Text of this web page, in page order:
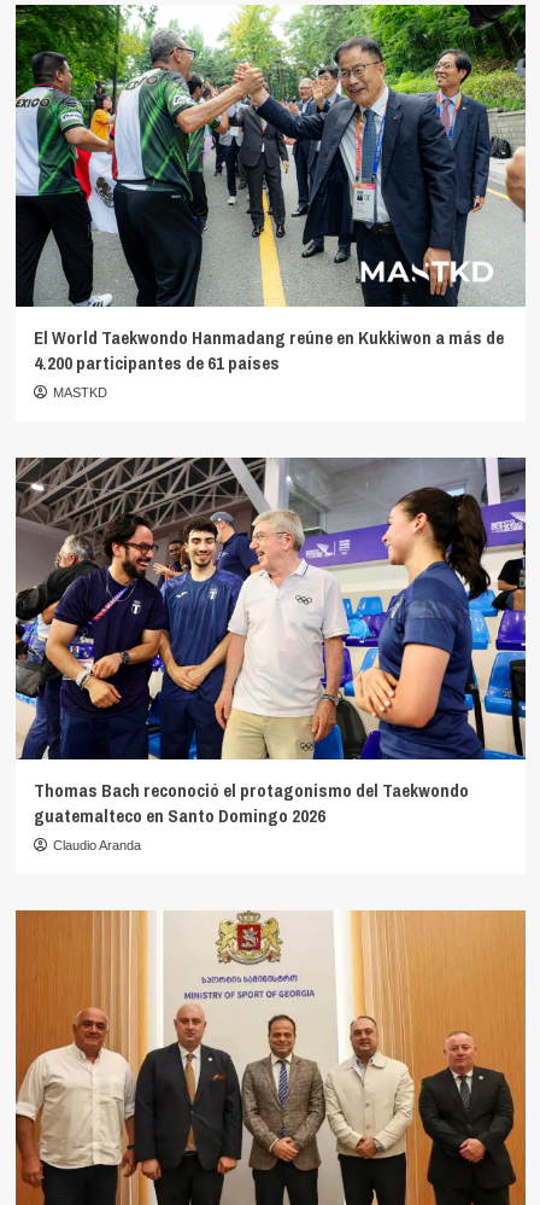
El World Taekwondo Hanmadang reúne en Kukkiwon a más de
4.200 participantes de 61 países
MASTKD
Thomas Bach reconoció el protagonismo del Taekwondo
guatemalteco en Santo Domingo 2026
Claudio Aranda